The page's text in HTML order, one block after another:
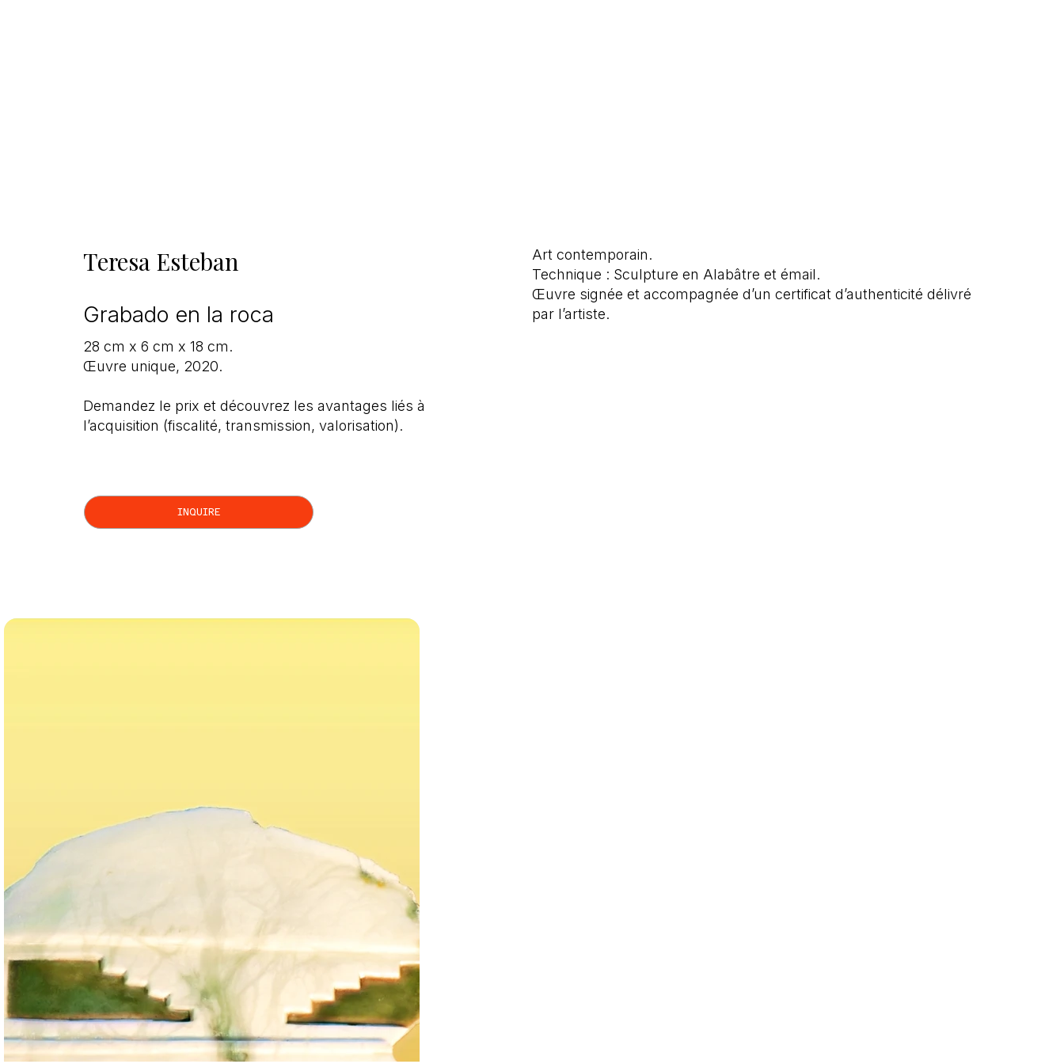
Teresa Esteban
Grabado en la roca
28 cm x 6 cm x 18 cm.
Œuvre unique, 2020.
Demandez le prix et découvrez les avantages liés à
l’acquisition (fiscalité, transmission, valorisation).
INQUIRE
Art contemporain.
Technique : Sculpture en Alabâtre et émail.
Œuvre signée et accompagnée d’un certificat d’authenticité délivré
par l’artiste.